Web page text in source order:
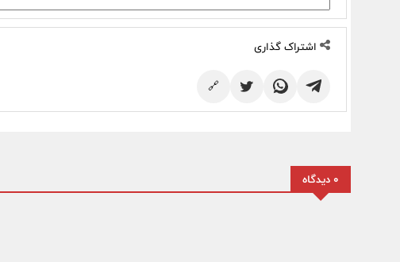
اشتراک گذاری
🔗
0 دیدگاه